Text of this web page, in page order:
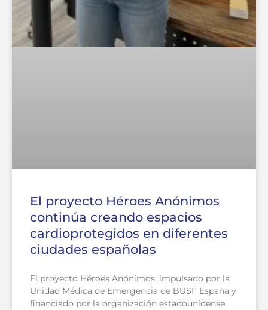
El proyecto Héroes Anónimos
continúa creando espacios
cardioprotegidos en diferentes
ciudades españolas
El proyecto Héroes Anónimos, impulsado por la
Unidad Médica de Emergencia de BUSF España y
financiado por la organización estadounidense